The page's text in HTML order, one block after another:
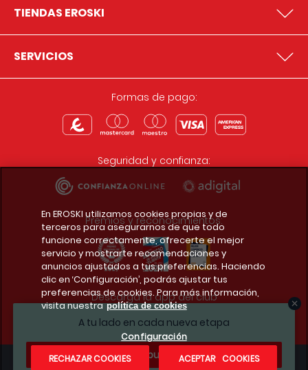
A tu lado en cada nueva etapa
¿Te apuntas?
TIENDAS EROSKI
SERVICIOS
Formas de pago:
Seguridad y confianza:
Premios y reconocimientos:
Descarga la app del club
En EROSKI utilizamos cookies propias y de
terceros para asegurarnos de que todo
funcione correctamente, ofrecerte el mejor
servicio y mostrarte recomendaciones y
anuncios ajustados a tus preferencias. Haciendo
clic en ‘Configuración’, podrás ajustar tus
preferencias de cookies. Para más información,
visita nuestra política de cookies
Configuración
RECHAZAR COOKIES
ACEPTAR COOKIES